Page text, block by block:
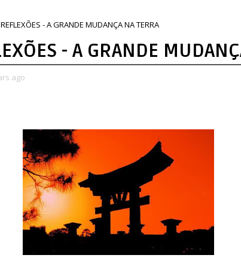
- A GRANDE MUDANÇA NA TERRA
- A GRANDE
ago